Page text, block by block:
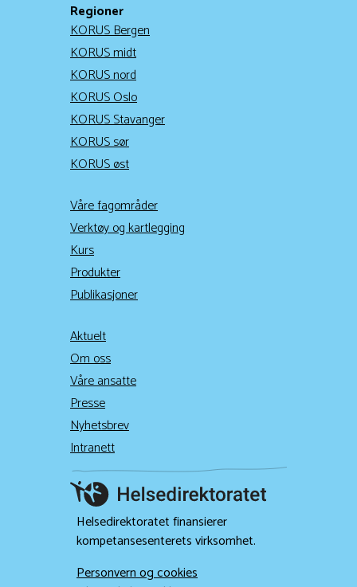
Regioner
KORUS Bergen
KORUS midt
KORUS nord
KORUS Oslo
KORUS Stavanger
KORUS sør
KORUS øst
Våre fagområder
Verktøy og kartlegging
Kurs
Produkter
Publikasjoner
Aktuelt
Om oss
Våre ansatte
Presse
Nyhetsbrev
Intranett
Helsedirektoratet finansierer
kompetansesenterets virksomhet.
Personvern og cookies